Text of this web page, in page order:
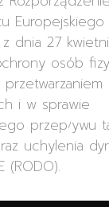
Europejskiego
dnia 27
osób
i w sprawie
przepływu
uchylenia
(RODO).